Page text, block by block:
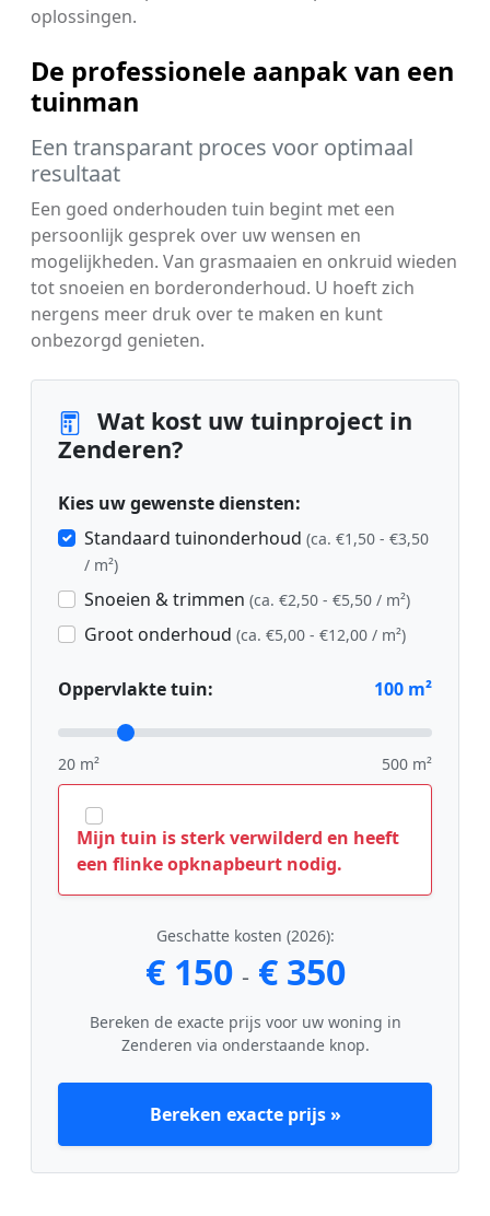
oplossingen.
De professionele aanpak van een
tuinman
Een transparant proces voor optimaal
resultaat
Een goed onderhouden tuin begint met een
persoonlijk gesprek over uw wensen en
mogelijkheden. Van grasmaaien en onkruid wieden
tot snoeien en borderonderhoud. U hoeft zich
nergens meer druk over te maken en kunt
onbezorgd genieten.
Wat kost uw tuinproject in
Zenderen?
Kies uw gewenste diensten:
Standaard tuinonderhoud (ca. €1,50 - €3,50
/ m²)
Snoeien & trimmen (ca. €2,50 - €5,50 / m²)
Groot onderhoud (ca. €5,00 - €12,00 / m²)
Oppervlakte tuin: 100 m²
20 m² 500 m²
Mijn tuin is sterk verwilderd en heeft
een flinke opknapbeurt nodig.
Geschatte kosten (2026):
€ 150 - € 350
Bereken de exacte prijs voor uw woning in
Zenderen via onderstaande knop.
Bereken exacte prijs »